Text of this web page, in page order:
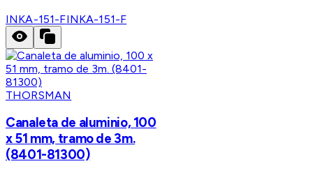
INKA-151-FINKA-151-F
THORSMAN
Canaleta de aluminio, 100
x 51 mm, tramo de 3m.
(8401-81300)